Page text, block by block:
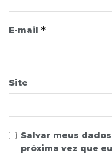
E-mail *
Site
Salvar meus
próxima vez que